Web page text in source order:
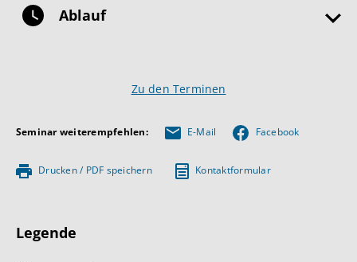
Ablauf
Zu den Terminen
Seminar weiterempfehlen: E-Mail Facebook
Drucken / PDF speichern Kontaktformular
Legende